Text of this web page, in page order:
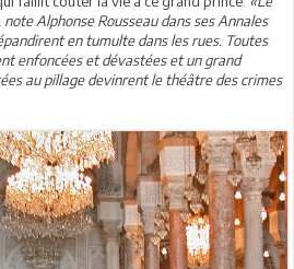
Alphonse Rousseau dans ses Annales
en tumulte dans les rues. Toutes
enfoncées et dévastées et un grand
au pillage devinrent le théâtre des crimes